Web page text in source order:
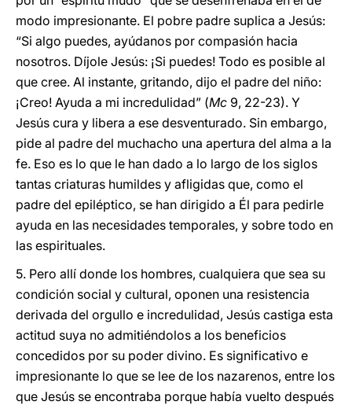
modo impresionante. El pobre padre suplica a Jesús:
“Si algo puedes, ayúdanos por compasión hacia
nosotros. Díjole Jesús: ¡Si puedes! Todo es posible al
que cree. Al instante, gritando, dijo el padre del niño:
¡Creo! Ayuda a mi incredulidad” (Mc 9, 22-23). Y
Jesús cura y libera a ese desventurado. Sin embargo,
pide al padre del muchacho una apertura del alma a la
fe. Eso es lo que le han dado a lo largo de los siglos
tantas criaturas humildes y afligidas que, como el
padre del epiléptico, se han dirigido a Él para pedirle
ayuda en las necesidades temporales, y sobre todo en
las espirituales.
5. Pero allí donde los hombres, cualquiera que sea su
condición social y cultural, oponen una resistencia
derivada del orgullo e incredulidad, Jesús castiga esta
actitud suya no admitiéndolos a los beneficios
concedidos por su poder divino. Es significativo e
impresionante lo que se lee de los nazarenos, entre los
que Jesús se encontraba porque había vuelto después